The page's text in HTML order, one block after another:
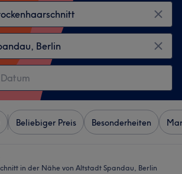
Beliebiger Preis Besonderheiten
in der Nähe von Altstadt Spandau, Berlin